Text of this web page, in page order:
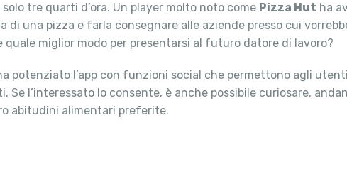
tre quarti d’ora. Un player molto noto come Pizza Hut ha
una pizza e farla consegnare alle aziende presso cui
quale miglior modo per presentarsi al futuro datore di lavoro?
potenziato l’app con funzioni social che permettono agli
l’interessato lo consente, è anche possibile curiosare,
abitudini alimentari preferite.